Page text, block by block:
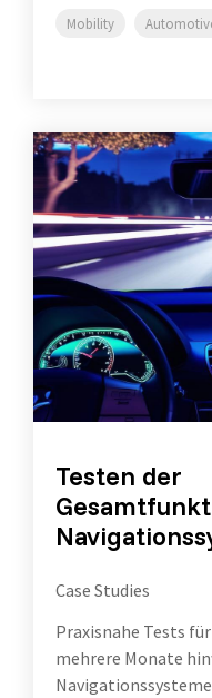
Mobility
Testen der
Case Studies
Praxisnahe Tests
mehrere Monate